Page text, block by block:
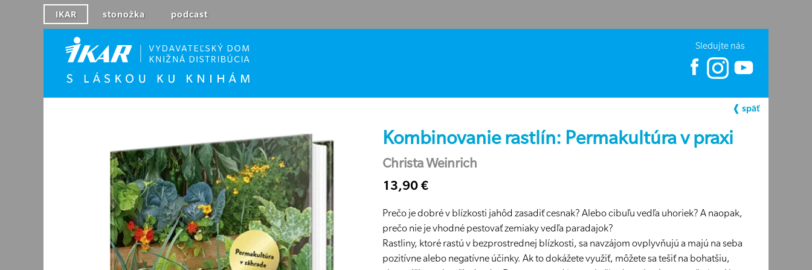
IKAR stonožka podcast
Sledujte nás
Kombinovanie rastlín: Permakultúra v praxi
Christa Weinrich
13,90 €
Prečo je dobré v blízkosti jahôd zasadiť cesnak? Alebo cibuľu vedľa uhoriek? A naopak,
prečo nie je vhodné pestovať zemiaky vedľa paradajok?
Rastliny, ktoré rastú v bezprostrednej blízkosti, sa navzájom ovplyvňujú a majú na seba
pozitívne alebo negatívne účinky. Ak to dokážete využiť, môžete sa tešiť na bohatšiu,
❰ späť